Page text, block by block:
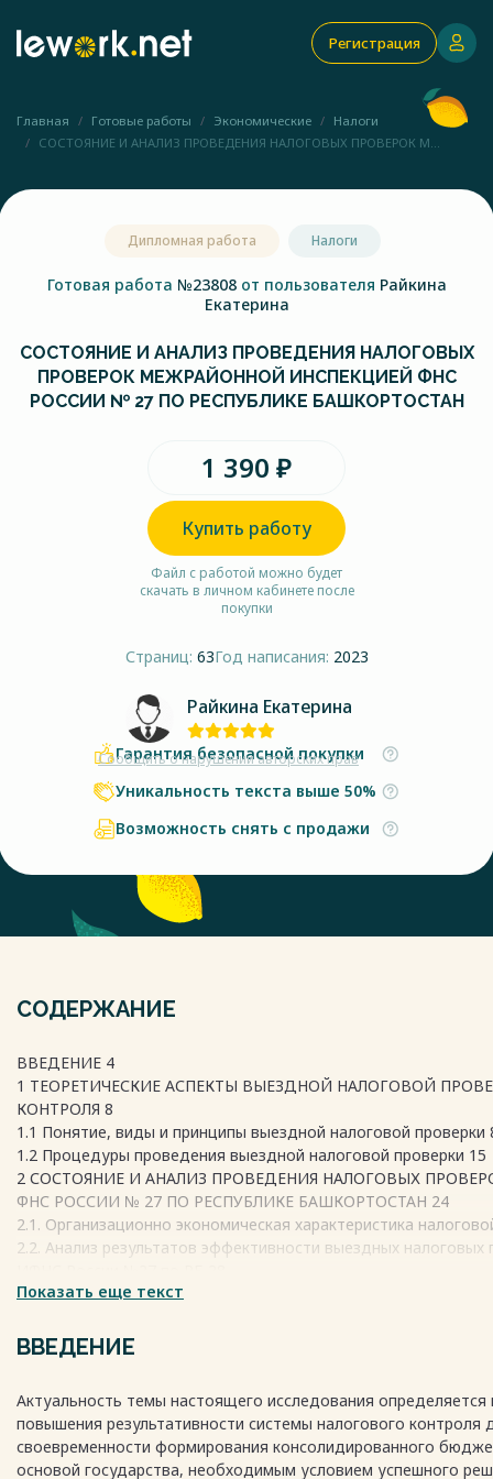
Регистрация
Главная Готовые работы Экономические
Налоги
СОСТОЯНИЕ И АНАЛИЗ ПРОВЕДЕНИЯ НАЛОГОВЫХ ПРОВЕРОК М...
Дипломная работа Налоги
Готовая работа №23808 от пользователя Райкина
Екатерина
СОСТОЯНИЕ И АНАЛИЗ ПРОВЕДЕНИЯ НАЛОГОВЫХ
ПРОВЕРОК МЕЖРАЙОННОЙ ИНСПЕКЦИЕЙ ФНС
РОССИИ № 27 ПО РЕСПУБЛИКЕ БАШКОРТОСТАН
1 390 ₽
Купить работу
Файл с работой можно будет
скачать в личном кабинете после
покупки
Страниц: 63Год написания: 2023
Райкина Екатерина
Сообщить о нарушении авторских прав
Гарантия безопасной покупки
Уникальность текста выше 50%
Возможность снять с продажи
СОДЕРЖАНИЕ
ВВЕДЕНИЕ 4
1 ТЕОРЕТИЧЕСКИЕ АСПЕКТЫ ВЫЕЗДНОЙ НАЛОГОВОЙ
КОНТРОЛЯ 8
1.1 Понятие, виды и принципы выездной налоговой проверки
1.2 Процедуры проведения выездной налоговой проверки 15
2 СОСТОЯНИЕ И АНАЛИЗ ПРОВЕДЕНИЯ НАЛОГОВЫХ
ФНС РОССИИ № 27 ПО РЕСПУБЛИКЕ БАШКОРТОСТАН 24
2.1. Организационно экономическая характеристика
2.2. Анализ результатов эффективности выездных
2.3 Анализ результатов организации выездных налоговых
ПРОВЕРКИ 41
3.1 Проблемы и недостатки организации выездной
ЗАКЛЮЧЕНИЕ 57
СПИСОК ИСПОЛЬЗОВАННОЙ ЛИТЕРАТУРЫ 63
Показать еще текст
ВВЕДЕНИЕ
Актуальность темы настоящего исследования
повышения результативности системы налогового контроля
своевременности формирования консолидированного
основой государства, необходимым условием успешного